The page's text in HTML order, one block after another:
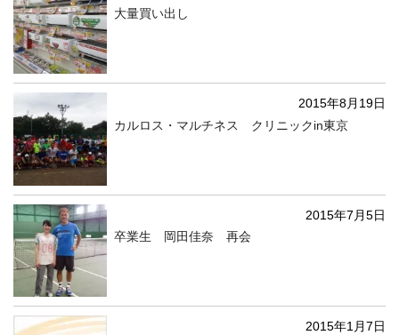
大量買い出し
2015年8月19日
カルロス・マルチネス クリニックin東京
2015年7月5日
卒業生 岡田佳奈 再会
2015年1月7日